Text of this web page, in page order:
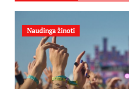
Naudinga žinoti